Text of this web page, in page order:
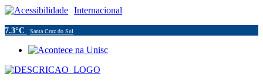
Acessibilidade Internacional
7.3°C Santa Cruz do Sul